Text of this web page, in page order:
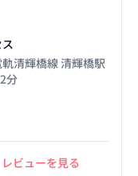
清輝橋線 清輝橋駅
分
レビューを見る